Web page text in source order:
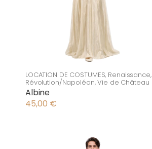
LOCATION DE COSTUMES, Renaissance,
Révolution/Napoléon,Vie de Château
Albine
45,00 €